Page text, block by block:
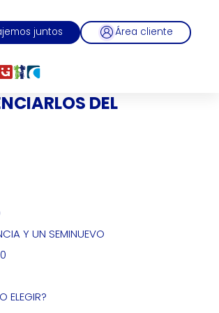
juntos Área cliente
DEL
Y UN SEMINUEVO
ELEGIR?